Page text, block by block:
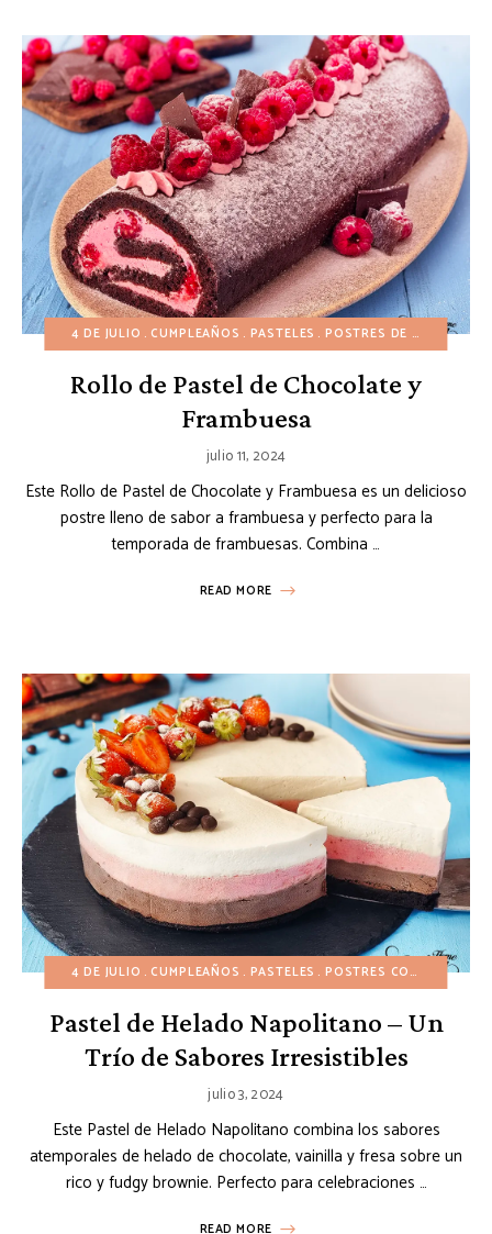
4 DE JULIO CUMPLEAÑOS PASTELES POSTRES DE CHOCOLATE
Rollo de Pastel de Chocolate y
Frambuesa
julio 11, 2024
Este Rollo de Pastel de Chocolate y Frambuesa es un delicioso
postre lleno de sabor a frambuesa y perfecto para la
temporada de frambuesas. Combina …
READ MORE
4 DE JULIO CUMPLEAÑOS PASTELES POSTRES CONGELADOS
Pastel de Helado Napolitano – Un
Trío de Sabores Irresistibles
julio 3, 2024
Este Pastel de Helado Napolitano combina los sabores
atemporales de helado de chocolate, vainilla y fresa sobre un
rico y fudgy brownie. Perfecto para celebraciones …
READ MORE